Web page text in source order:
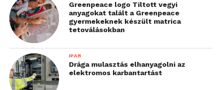
Greenpeace logo Tiltott vegyi
anyagokat talált a Greenpeace
gyermekeknek készült matrica
tetoválásokban
IPAR
Drága mulasztás elhanyagolni az
elektromos karbantartást